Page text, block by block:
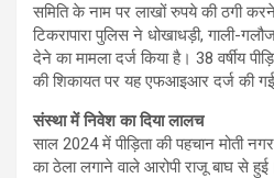
समिति के नाम पर लाखों रुपये की ठगी
टिकरापारा पुलिस ने धोखाधड़ी, गाली-
देने का मामला दर्ज किया है। 38 वर्षीय
की शिकायत पर यह एफआइआर दर्ज की
संस्था में निवेश का दिया लालच
साल 2024 में पीड़िता की पहचान मोती
का ठेला लगाने वाले आरोपी राजू बाघ से